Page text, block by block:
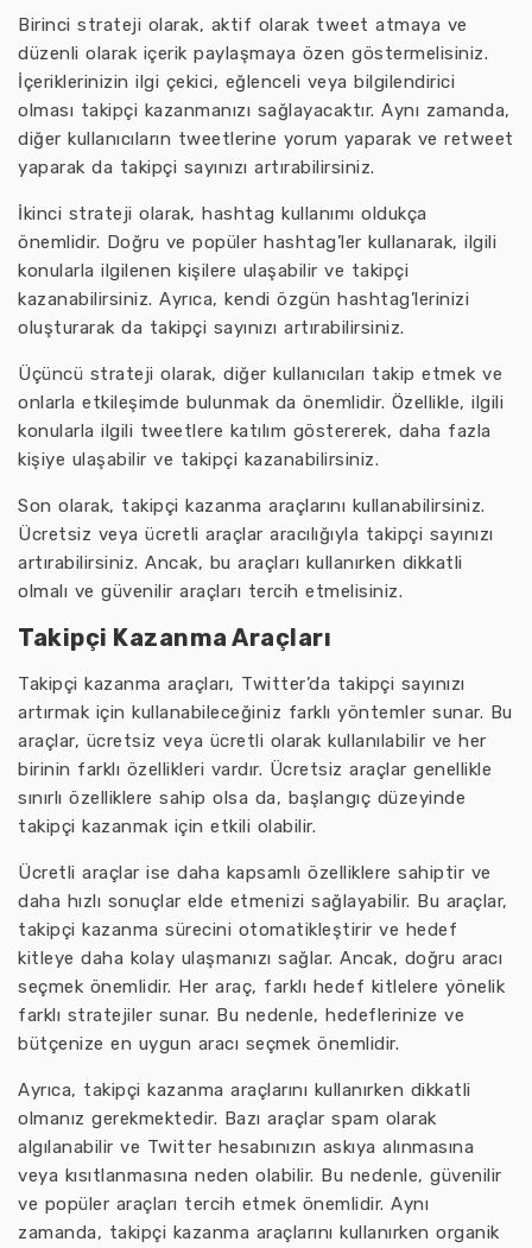
Birinci strateji olarak, aktif olarak tweet atmaya ve
düzenli olarak içerik paylaşmaya özen göstermelisiniz.
İçeriklerinizin ilgi çekici, eğlenceli veya bilgilendirici
olması takipçi kazanmanızı sağlayacaktır. Aynı zamanda,
diğer kullanıcıların tweetlerine yorum yaparak ve retweet
yaparak da takipçi sayınızı artırabilirsiniz.
İkinci strateji olarak, hashtag kullanımı oldukça
önemlidir. Doğru ve popüler hashtag’ler kullanarak, ilgili
konularla ilgilenen kişilere ulaşabilir ve takipçi
kazanabilirsiniz. Ayrıca, kendi özgün hashtag’lerinizi
oluşturarak da takipçi sayınızı artırabilirsiniz.
Üçüncü strateji olarak, diğer kullanıcıları takip etmek ve
onlarla etkileşimde bulunmak da önemlidir. Özellikle, ilgili
konularla ilgili tweetlere katılım göstererek, daha fazla
kişiye ulaşabilir ve takipçi kazanabilirsiniz.
Son olarak, takipçi kazanma araçlarını kullanabilirsiniz.
Ücretsiz veya ücretli araçlar aracılığıyla takipçi sayınızı
artırabilirsiniz. Ancak, bu araçları kullanırken dikkatli
olmalı ve güvenilir araçları tercih etmelisiniz.
Takipçi Kazanma Araçları
Takipçi kazanma araçları, Twitter’da takipçi sayınızı
artırmak için kullanabileceğiniz farklı yöntemler sunar. Bu
araçlar, ücretsiz veya ücretli olarak kullanılabilir ve her
birinin farklı özellikleri vardır. Ücretsiz araçlar genellikle
sınırlı özelliklere sahip olsa da, başlangıç düzeyinde
takipçi kazanmak için etkili olabilir.
Ücretli araçlar ise daha kapsamlı özelliklere sahiptir ve
daha hızlı sonuçlar elde etmenizi sağlayabilir. Bu araçlar,
takipçi kazanma sürecini otomatikleştirir ve hedef
kitleye daha kolay ulaşmanızı sağlar. Ancak, doğru aracı
seçmek önemlidir. Her araç, farklı hedef kitlelere yönelik
farklı stratejiler sunar. Bu nedenle, hedeflerinize ve
bütçenize en uygun aracı seçmek önemlidir.
Ayrıca, takipçi kazanma araçlarını kullanırken dikkatli
olmanız gerekmektedir. Bazı araçlar spam olarak
algılanabilir ve Twitter hesabınızın askıya alınmasına
veya kısıtlanmasına neden olabilir. Bu nedenle, güvenilir
ve popüler araçları tercih etmek önemlidir. Aynı
zamanda, takipçi kazanma araçlarını kullanırken organik